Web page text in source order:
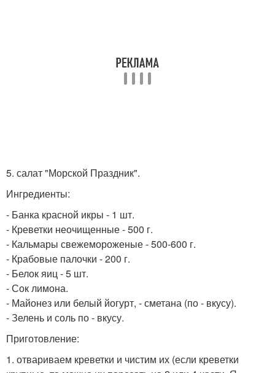
5. салат "Морской Праздник".
Ингредиенты:
- Банка красной икры - 1 шт.
- Креветки неочищенные - 500 г.
- Кальмары свежемороженые - 500-600 г.
- Крабовые палочки - 200 г.
- Белок яиц - 5 шт.
- Сок лимона.
- Майонез или белый йогурт, - сметана (по - вкусу).
- Зелень и соль по - вкусу.
Приготовление:
1. отвариваем креветки и чистим их (если креветки